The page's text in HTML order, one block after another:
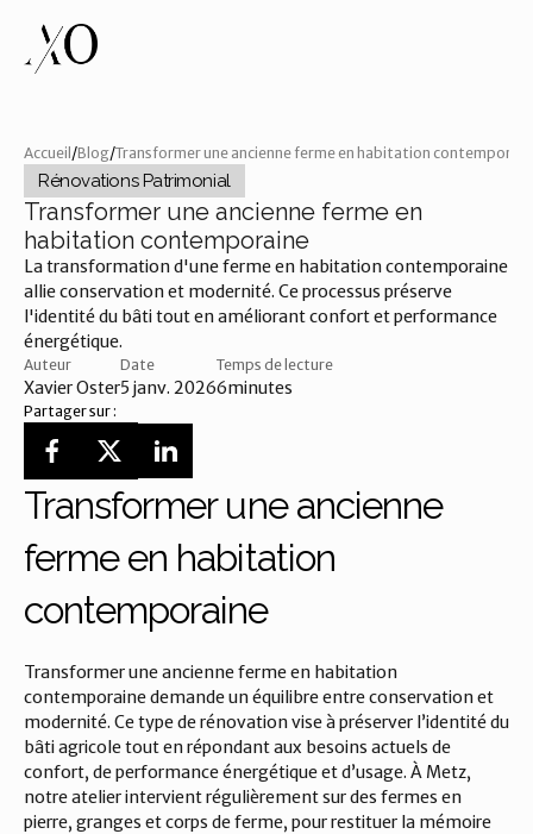
Accueil /Blog/Transformer une ancienne ferme en habitation
Rénovations Patrimonial
Transformer une ancienne ferme en
habitation contemporaine
La transformation d'une ferme en habitation contemporaine
allie conservation et modernité. Ce processus préserve
l'identité du bâti tout en améliorant confort et performance
énergétique.
Auteur
Xavier Oster
Date
5 janv. 2026
Temps de lecture
6minutes
Partager sur :
Transformer une ancienne
ferme en habitation
contemporaine
Transformer une ancienne ferme en habitation
contemporaine demande un équilibre entre conservation et
modernité. Ce type de rénovation vise à préserver l’identité du
bâti agricole tout en répondant aux besoins actuels de
confort, de performance énergétique et d’usage. À Metz,
notre atelier intervient régulièrement sur des fermes en
pierre, granges et corps de ferme, pour restituer la mémoire